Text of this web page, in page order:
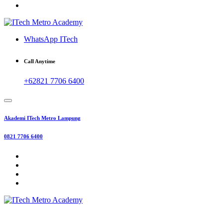
WhatsApp ITech
Call Anytime
+62821 7706 6400
Akademi ITech Metro Lampung
0821 7706 6400